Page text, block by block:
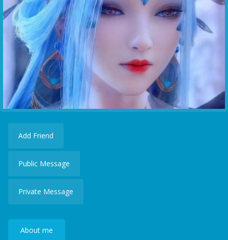
Add Friend
Public Message
Private Message
About me